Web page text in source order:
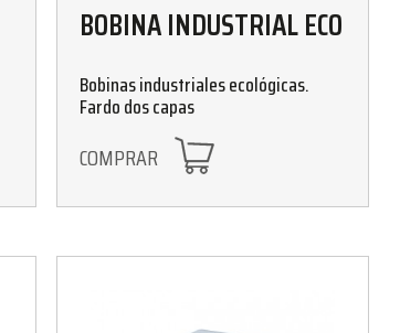
BOBINA INDUSTRIAL ECO
Bobinas industriales ecológicas.
Fardo dos capas
COMPRAR